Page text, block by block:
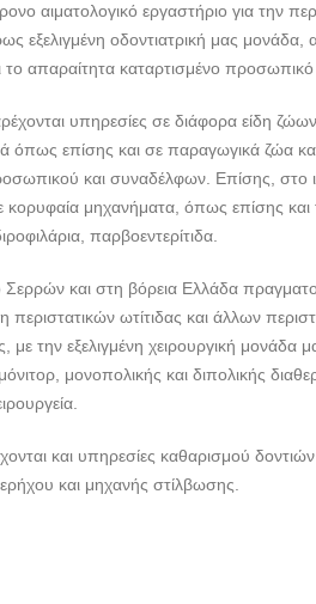
αιματολογικό εργαστήριο για την
εξελιγμένη οδοντιατρική μας
το απαραίτητα καταρτισμένο
υπηρεσίες σε διάφορα είδη
όπως επίσης και σε παραγωγικά ζώα
και συναδέλφων. Επίσης, στο
κορυφαία μηχανήματα, όπως επίσης
παρβοεντερίτιδα.
και στη βόρεια Ελλάδα
περιστατικών ωτίτιδας και άλλων
την εξελιγμένη χειρουργική μονάδα
μονοπολικής και διπολικής
και υπηρεσίες καθαρισμού
και μηχανής στίλβωσης.